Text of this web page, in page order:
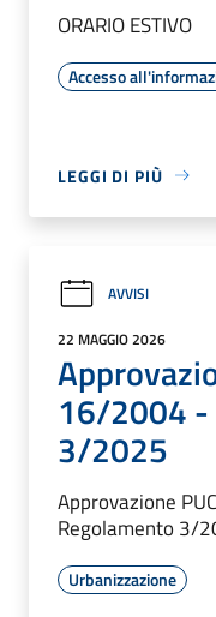
ORARIO ESTIVO
Accesso
LEGGI DI PIÙ
AVVISI
22 MAGGIO 2026
16/2004 -
3/2025
Approvazione
Regolamento 3/
Urbanizzazione